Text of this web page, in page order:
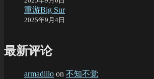
重游Big Sur
2025年9月4日
最新评论
armadillo on 不知不觉